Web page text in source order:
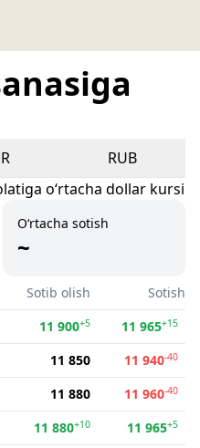
RUB
oʻrtacha dollar kursi
O‘rtacha sotish
~
Sotib olish
Sotish
11 900+5 11 965+15
11 850 11 940-40
11 880 11 960-40
11 880+10 11 965+5